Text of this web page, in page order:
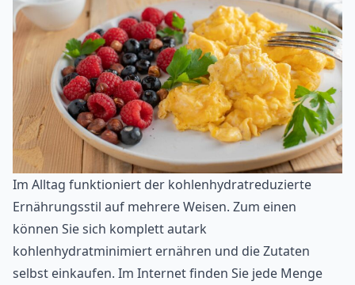
Im Alltag funktioniert der kohlenhydratreduzierte
Ernährungsstil auf mehrere Weisen. Zum einen
können Sie sich komplett autark
kohlenhydratminimiert ernähren und die Zutaten
selbst einkaufen. Im Internet finden Sie jede Menge